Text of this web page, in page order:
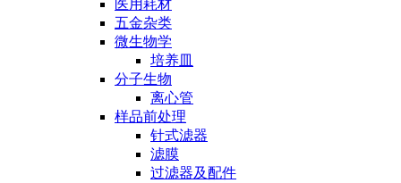
医用耗材
五金杂类
微生物学
培养皿
分子生物
离心管
样品前处理
针式滤器
滤膜
过滤器及配件